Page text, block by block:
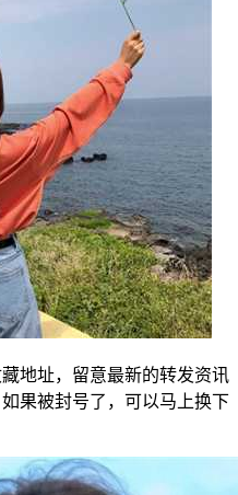
地址，留意最新的转发资讯
果被封号了，可以马上换下